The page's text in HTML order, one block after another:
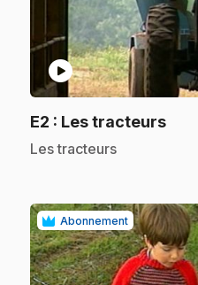
play_circle
E2 : Les tracteurs.
.Les tracteurs
Abonnement